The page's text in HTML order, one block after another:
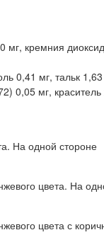
мг, кремния диоксид
0,41 мг, тальк
0,05 мг, краситель
На одной стороне
цвета. На
цвета с